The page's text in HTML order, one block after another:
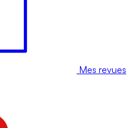
Mes revues